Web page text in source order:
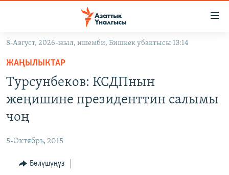
Навигацияга
өтүңүз
Издөөгө
салыңыз
КЫРГЫЗСТАН
КЫРГЫЗСТАН
МАДАНИЯТ
ДҮЙНӨ
ТВ ПРОГРАММАЛАР
БҮГҮН АЗАТТЫКТА
ПОДКАСТ
8-Август, 2026-жыл, ишемби, Бишкек убактысы 13:14
ЖАҢЫЛЫКТАР
Турсунбеков: КСДПнын
жеңишине президенттин салымы
чоң
5-Октябрь, 2015
Бөлүшүңүз